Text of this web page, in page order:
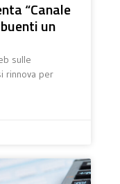
“Canale
un
sulle
rinnova per